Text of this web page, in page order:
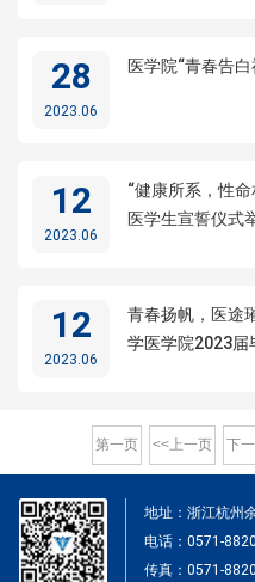
28
2023.06
医学院“青春告
12
2023.06
“健康所系，性
医学生宣誓仪式
12
2023.06
青春扬帆，医途
学医学院2023届
第一页 <<上一页 下
地址：浙江杭州
电话：0571-
传真：0571-